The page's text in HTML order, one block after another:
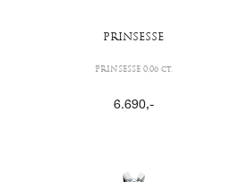
PRINSESSE
PRINSESSE 0,06 ct.
6.690,-